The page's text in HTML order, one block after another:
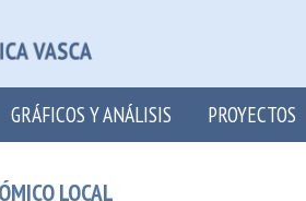
GRÁFICOS Y ANÁLISIS PROYECTOS
LOCAL